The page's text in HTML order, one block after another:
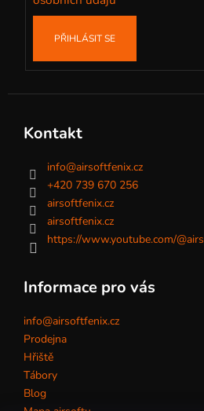
PŘIHLÁSIT SE
Kontakt
info@airsoftfenix.cz
+420 739 670 256
airsoftfenix.cz
airsoftfenix.cz
https://www.youtube.com/
Informace pro vás
info@airsoftfenix.cz
Prodejna
Hřiště
Tábory
Blog